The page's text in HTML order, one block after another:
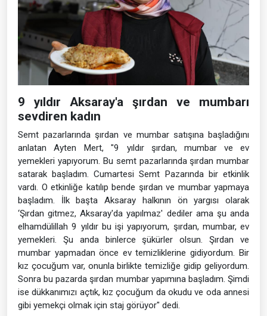
9 yıldır Aksaray'a şırdan ve mumbarı
sevdiren kadın
Semt pazarlarında şırdan ve mumbar satışına başladığını
anlatan Ayten Mert, "9 yıldır şırdan, mumbar ve ev
yemekleri yapıyorum. Bu semt pazarlarında şırdan mumbar
satarak başladım. Cumartesi Semt Pazarında bir etkinlik
vardı. O etkinliğe katılıp bende şırdan ve mumbar yapmaya
başladım. İlk başta Aksaray halkının ön yargısı olarak
‘Şırdan gitmez, Aksaray'da yapılmaz' dediler ama şu anda
elhamdülillah 9 yıldır bu işi yapıyorum, şırdan, mumbar, ev
yemekleri. Şu anda binlerce şükürler olsun. Şırdan ve
mumbar yapmadan önce ev temizliklerine gidiyordum. Bir
kız çocuğum var, onunla birlikte temizliğe gidip geliyordum.
Sonra bu pazarda şırdan mumbar yapımına başladım. Şimdi
ise dükkanımızı açtık, kız çocuğum da okudu ve oda annesi
gibi yemekçi olmak için staj görüyor" dedi.